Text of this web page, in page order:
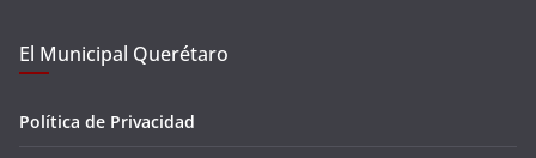
El Municipal Querétaro
Política de Privacidad